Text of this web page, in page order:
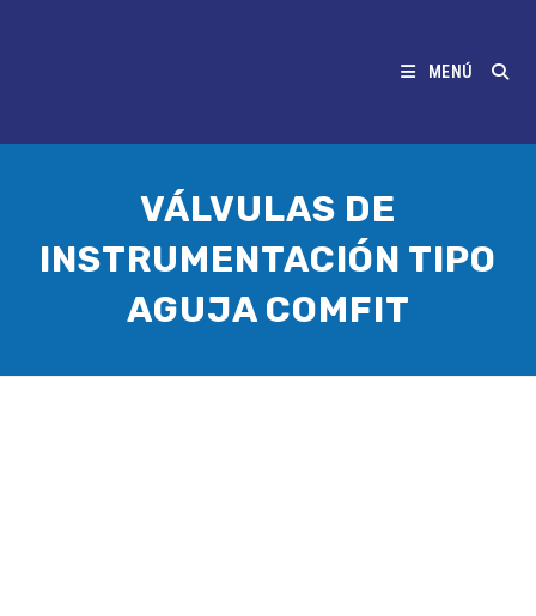
MENÚ
VÁLVULAS DE
INSTRUMENTACIÓN TIPO
AGUJA COMFIT